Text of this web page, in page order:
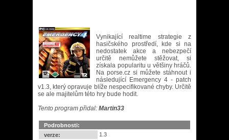
Vynikající realtime strategie z
hasičského prostředí, kde si na
nedostatek akce a nebezpečí
určitě nemůžete stěžovat, si
získala popularitu u většiny hráčů.
Na porse.cz si můžete stáhnout i
následující Emergency 4 - patch
v1.3, který opravuje blíže nespecifikované chyby. Určitě
se ale majitelům této hry bude hodit.
Tento program přidal: Martin33
Podrobnosti:
verze:
1.3